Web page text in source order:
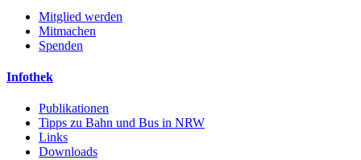
Mitglied werden
Mitmachen
Spenden
Infothek
Publikationen
Tipps zu Bahn und Bus in NRW
Links
Downloads